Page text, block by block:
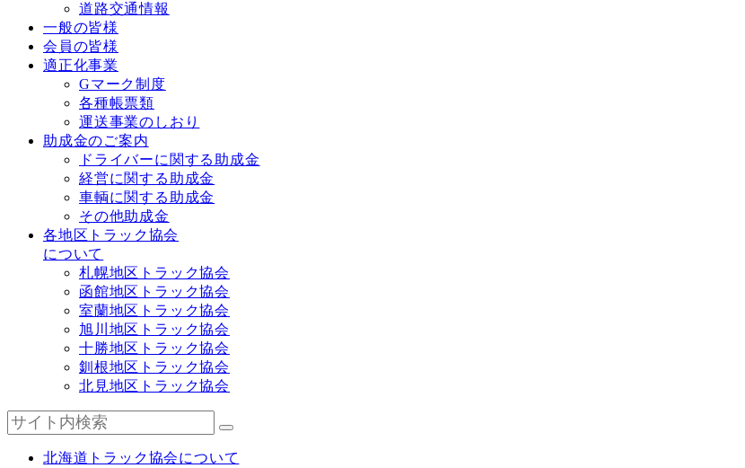
道路交通情報
一般の皆様
会員の皆様
適正化事業
Gマーク制度
各種帳票類
運送事業のしおり
助成金のご案内
ドライバーに関する助成金
経営に関する助成金
車輌に関する助成金
その他助成金
各地区トラック協会
について
札幌地区トラック協会
函館地区トラック協会
室蘭地区トラック協会
旭川地区トラック協会
十勝地区トラック協会
釧根地区トラック協会
北見地区トラック協会
北海道トラック協会について